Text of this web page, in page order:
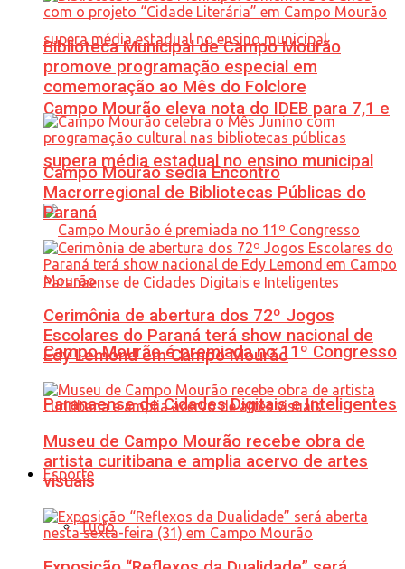
Campo Mourão eleva nota do IDEB para 7,1 e
supera média estadual no ensino municipal
Campo Mourão é premiada no 11º Congresso
Paranaense de Cidades Digitais e Inteligentes
Esporte
Tudo
Biblioteca Municipal de Campo Mourão
promove programação especial em
comemoração ao Mês do Folclore
Campo Mourão sedia Encontro
Macrorregional de Bibliotecas Públicas do
Paraná
Cerimônia de abertura dos 72º Jogos
Escolares do Paraná terá show nacional de
Edy Lemond em Campo Mourão
Museu de Campo Mourão recebe obra de
artista curitibana e amplia acervo de artes
visuais